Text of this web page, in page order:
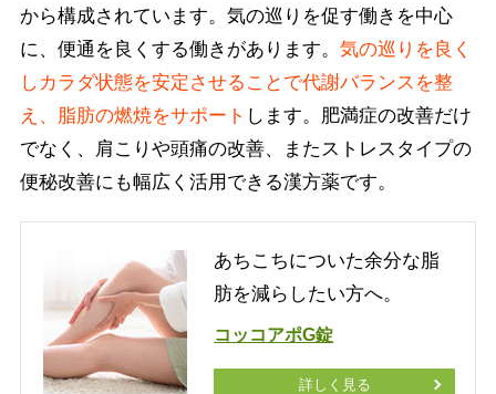
から構成されています。気の巡りを促す働きを中心
に、便通を良くする働きがあります。 気の巡りを良く
しカラダ状態を安定させることで代謝バランスを整
え、脂肪の燃焼をサポート します。肥満症の改善だけ
でなく、肩こりや頭痛の改善、またストレスタイプの
便秘改善にも幅広く活用できる漢方薬です。
あちこちについた余分な脂
肪を減らしたい方へ。
コッコアポG錠
詳しく見る